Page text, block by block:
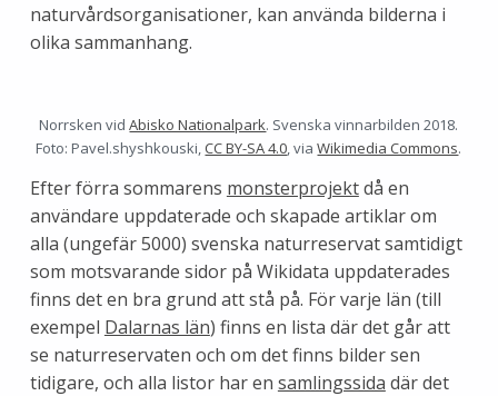
naturvårdsorganisationer, kan använda bilderna i
olika sammanhang.
Norrsken vidAbisko Nationalpark. Svenska vinnarbilden 2018.
Foto: Pavel.shyshkouski, CC BY-SA 4.0 , viaWikimedia Commons.
Efter förra sommarens monsterprojektdå en
användare uppdaterade och skapade artiklar om
alla (ungefär 5000) svenska naturreservat samtidigt
som motsvarande sidor på Wikidata uppdaterades
finns det en bra grund att stå på. För varje län (till
exempel Dalarnas län) finns en lista där det går att
se naturreservaten och om det finns bilder sen
tidigare, och alla listor har en samlingssida där det